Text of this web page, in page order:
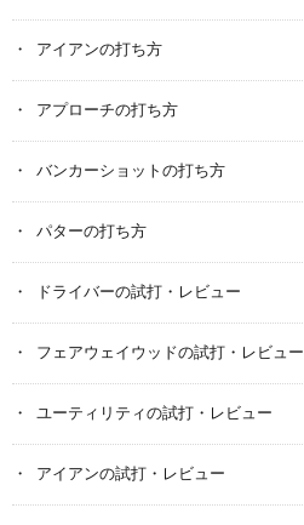
アイアンの打ち方
アプローチの打ち方
バンカーショットの打ち方
パターの打ち方
ドライバーの試打・レビュー
フェアウェイウッドの試打・レビュー
ユーティリティの試打・レビュー
アイアンの試打・レビュー